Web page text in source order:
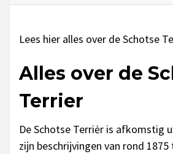
Lees hier alles over de Schotse
Alles over de
Terrier
De Schotse Terriėr is afkomstig
zijn beschrijvingen van rond